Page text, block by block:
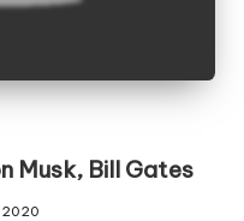
Musk, Bill Gates
2020